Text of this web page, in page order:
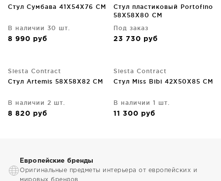
Стул Сумбава 41X54X76 CM
В наличии 30 шт.
8 990 руб
Стул пластиковый Portofino
58X58X80 CM
Под заказ
23 730 руб
Siesta Contract
Стул Artemis 58X58X82 CM
В наличии 2 шт.
8 820 руб
Siesta Contract
Стул Miss Bibi 42X50X85 CM
В наличии 1 шт.
11 300 руб
Европейские бренды
Оригинальные предметы интерьера от европейских и
мировых брендов